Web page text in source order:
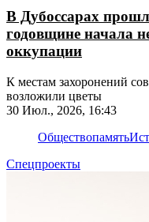
В Дубоссарах
годовщине начала
оккупации
К местам захоронений
возложили цветы
30 Июл., 2026, 16:43
Обществопамять
Спецпроекты